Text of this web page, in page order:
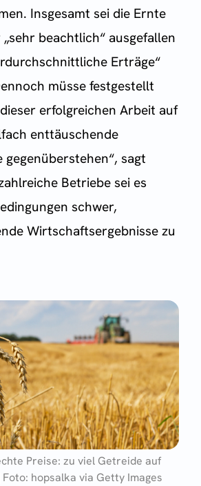
Insgesamt sei die Ernte
beachtlich“ ausgefallen
Erträge“
müsse festgestellt
erfolgreichen Arbeit auf
enttäuschende
gegenüberstehen“, sagt
Betriebe sei es
schwer,
Wirtschaftsergebnisse zu
Preise: zu viel Getreide auf
hopsalka via Getty Images